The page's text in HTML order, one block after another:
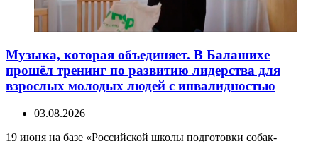
Музыка, которая объединяет. В Балашихе
прошёл тренинг по развитию лидерства для
взрослых молодых людей с инвалидностью
03.08.2026
19 июня на базе «Российской школы подготовки собак-